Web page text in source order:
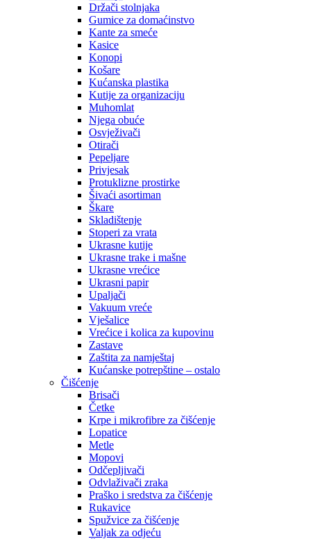
Držači stolnjaka
Gumice za domaćinstvo
Kante za smeće
Kasice
Konopi
Košare
Kućanska plastika
Kutije za organizaciju
Muhomlat
Njega obuće
Osvježivači
Otirači
Pepeljare
Privjesak
Protuklizne prostirke
Šivaći asortiman
Škare
Skladištenje
Stoperi za vrata
Ukrasne kutije
Ukrasne trake i mašne
Ukrasne vrećice
Ukrasni papir
Upaljači
Vakuum vreće
Vješalice
Vrećice i kolica za kupovinu
Zastave
Zaštita za namještaj
Kućanske potrepštine – ostalo
Čišćenje
Brisači
Četke
Krpe i mikrofibre za čišćenje
Lopatice
Metle
Mopovi
Odčepljivači
Odvlaživači zraka
Praško i sredstva za čišćenje
Rukavice
Spužvice za čišćenje
Valjak za odjeću